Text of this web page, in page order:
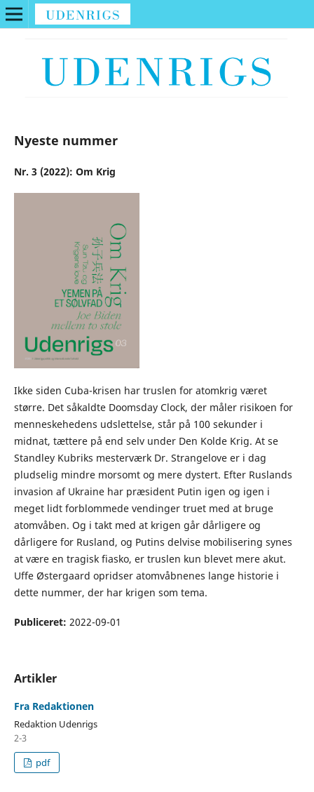
Nyeste nummer
Nr. 3 (2022): Om Krig
Ikke siden Cuba-krisen har truslen for atomkrig været
større. Det såkaldte Doomsday Clock, der måler risikoen for
menneskehedens udslettelse, står på 100 sekunder i
midnat, tættere på end selv under Den Kolde Krig. At se
Standley Kubriks mesterværk Dr. Strangelove er i dag
pludselig mindre morsomt og mere dystert. Efter Ruslands
invasion af Ukraine har præsident Putin igen og igen i
meget lidt forblommede vendinger truet med at bruge
atomvåben. Og i takt med at krigen går dårligere og
dårligere for Rusland, og Putins delvise mobilisering synes
at være en tragisk fiasko, er truslen kun blevet mere akut.
Uffe Østergaard opridser atomvåbnenes lange historie i
dette nummer, der har krigen som tema.
Publiceret: 2022-09-01
Artikler
Fra Redaktionen
Redaktion Udenrigs
2-3
pdf